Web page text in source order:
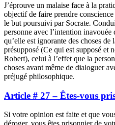
J’éprouve un malaise face à la
objectif de faire prendre
le but poursuivi par Socrate.
personne avec l’intention
qu’elle est ignorante des choses
présupposé (Ce qui est supposé et
Robert), celui à l’effet que la
choses avant même de dialoguer
préjugé philosophique.
Article # 27 – Êtes-vous
Si votre opinion est faite et que